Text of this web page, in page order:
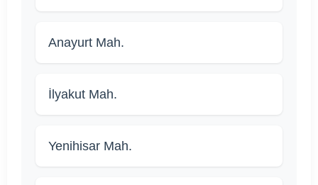
Anayurt Mah.
İlyakut Mah.
Yenihisar Mah.